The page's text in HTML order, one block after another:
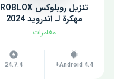
تنزيل روبلوكس ROBLOX
مهكرة لـ اندرويد 2024
مغامرات
Android 4.4+
24.7.4